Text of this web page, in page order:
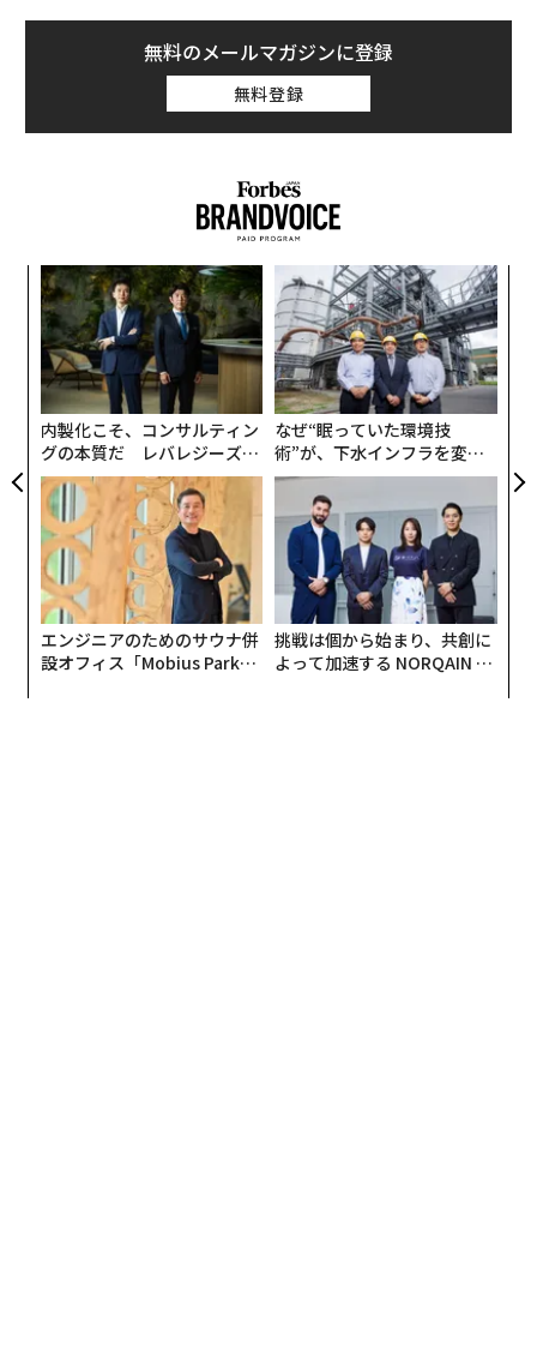
無料のメールマガジンに登録
無料登録
内製化こそ、コンサルティン
グの本質だ レバレジーズが
実践する、次世代ファームの
全貌
なぜ“眠っていた環境技
術”が、下水インフラを変え
たのか──産総研×月島JFE
アクアソリューションの10年
エンジニアのためのサウナ併
設オフィス「Mobius Park」
挑戦は個から始まり、共創に
よって加速する NORQAIN JA